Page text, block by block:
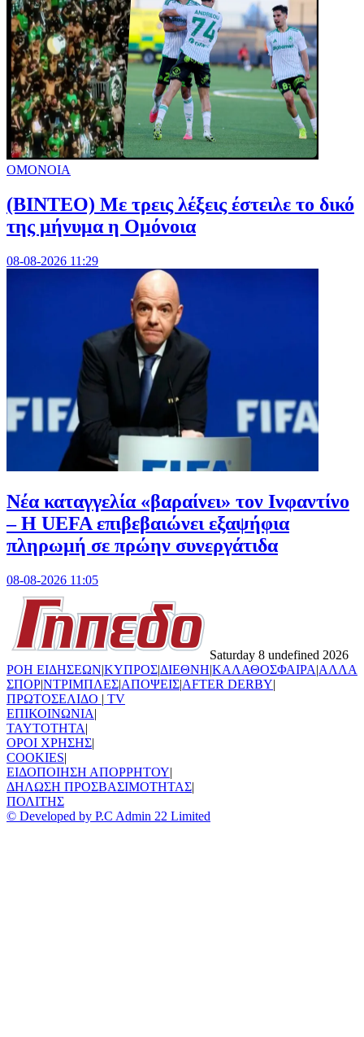
ΟΜΟΝΟΙΑ
(ΒΙΝΤΕΟ) Με τρεις λέξεις έστειλε το δικό
της μήνυμα η Ομόνοια
08-08-2026 11:29
Νέα καταγγελία «βαραίνει» τον Ινφαντίνο
– Η UEFA επιβεβαιώνει εξαψήφια
πληρωμή σε πρώην συνεργάτιδα
08-08-2026 11:05
Saturday 8 undefined 2026
ΡΟΗ ΕΙΔΗΣΕΩΝ|ΚΥΠΡΟΣ|ΔΙΕΘΝΗ|ΚΑΛΑΘΟΣΦΑΙΡΑ|ΑΛΛΑ
ΣΠΟΡ|ΝΤΡΙΜΠΛΕΣ|ΑΠΟΨΕΙΣ|AFTER DERBY|
ΠΡΩΤΟΣΕΛΙΔΟ | TV
ΕΠΙΚΟΙΝΩΝΙΑ|
TAYTOTHTA|
ΟΡΟΙ ΧΡΗΣΗΣ|
COOKIES|
ΕΙΔΟΠΟΙΗΣΗ ΑΠΟΡΡΗΤΟΥ|
ΔΗΛΩΣΗ ΠΡΟΣΒΑΣΙΜΟΤΗΤΑΣ|
ΠΟΛΙΤΗΣ
© Developed by P.C Admin 22 Limited